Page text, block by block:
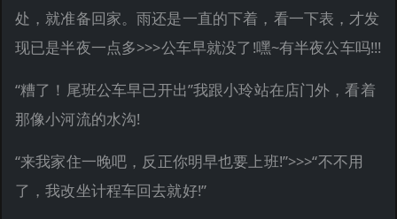
处，就准备回家。雨还是一直的下着，看一下表，才发
现已是半夜一点多>>>公车早就没了!嘿~有半夜公车吗!!!
“糟了！尾班公车早已开出”我跟小玲站在店门外，看着
那像小河流的水沟!
“来我家住一晚吧，反正你明早也要上班!”>>>“不不用
了，我改坐计程车回去就好!”